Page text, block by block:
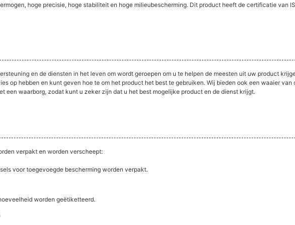
hoge precisie, hoge stabiliteit en hoge milieubescherming. Dit product heeft de certificatie van
en de diensten in het leven om wordt geroepen om u te helpen de meesten uit uw product
op hebben en kunt geven hoe te om het product het best te gebruiken. Wij bieden ook een waaier
een waarborg, zodat kunt u zeker zijn dat u het best mogelijke product en de dienst krijgt.
verpakt en worden verscheept:
voor toegevoegde bescherming worden verpakt.
worden geëtiketteerd.